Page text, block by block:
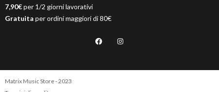
7,90€per 1/2 giorni lavorativi
Gratuita per ordini maggiori di 80€
Matrix Music Store - 2023